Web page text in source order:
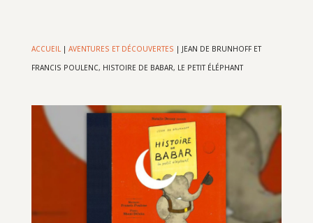
ACCUEIL| AVENTURES ET DÉCOUVERTES | JEAN DE BRUNHOFF ET
FRANCIS POULENC, HISTOIRE DE BABAR, LE PETIT ÉLÉPHANT